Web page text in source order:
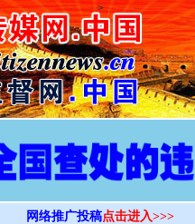
>
网络推广投稿点击进入>>>